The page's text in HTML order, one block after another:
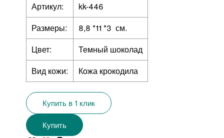
Артикул:
kk-446
Размеры:
8,8 *11 *3 см.
Цвет:
Темный шоколад
Вид кожи:
Кожа крокодила
Купить в 1 клик
Купить